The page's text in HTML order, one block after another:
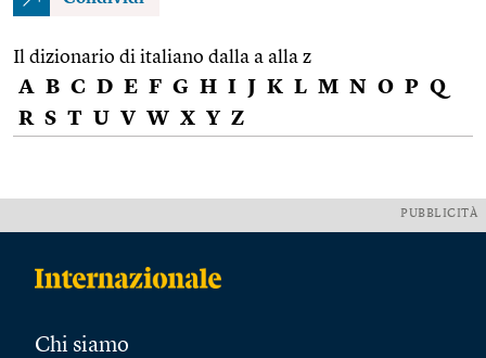
Il dizionario di italiano dalla a alla z
A B C D E F G H I J K L M N O P Q
R S T U V W X Y Z
PUBBLICITÀ
Chi siamo